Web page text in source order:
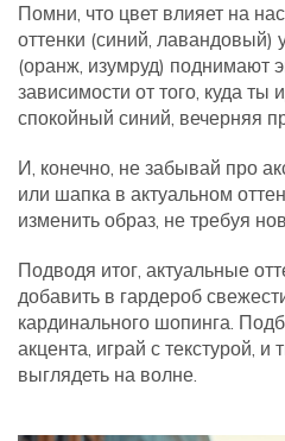
Помни, что цвет влияет на
оттенки (синий, лавандовый)
(оранж, изумруд) поднимают
зависимости от того, куда ты
спокойный синий, вечерняя
И, конечно, не забывай про
или шапка в актуальном
изменить образ, не требуя
Подводя итог, актуальные
добавить в гардероб
кардинального шопинга.
акцента, играй с текстурой, и
выглядеть на волне.